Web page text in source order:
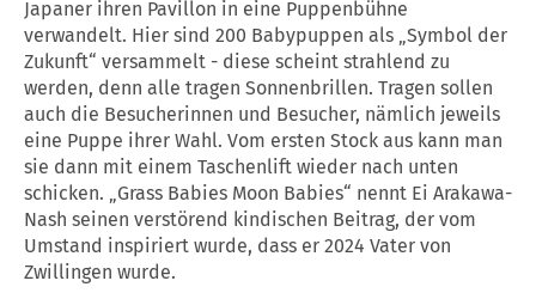
Japaner ihren Pavillon in eine Puppenbühne
verwandelt. Hier sind 200 Babypuppen als „Symbol der
Zukunft“ versammelt - diese scheint strahlend zu
werden, denn alle tragen Sonnenbrillen. Tragen sollen
auch die Besucherinnen und Besucher, nämlich jeweils
eine Puppe ihrer Wahl. Vom ersten Stock aus kann man
sie dann mit einem Taschenlift wieder nach unten
schicken. „Grass Babies Moon Babies“ nennt Ei Arakawa-
Nash seinen verstörend kindischen Beitrag, der vom
Umstand inspiriert wurde, dass er 2024 Vater von
Zwillingen wurde.